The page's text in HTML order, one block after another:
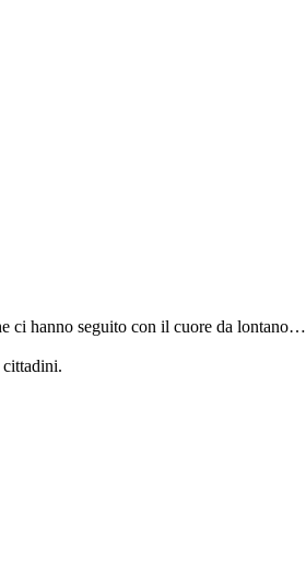
ci hanno seguito con il cuore da lontano…
cittadini.